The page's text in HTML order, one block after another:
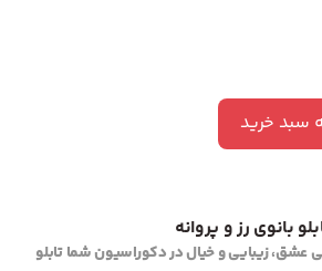
سبد خرید
بانوی رز و پروانه
عشق، زیبایی و خیال در دکوراسیون شماتابلو